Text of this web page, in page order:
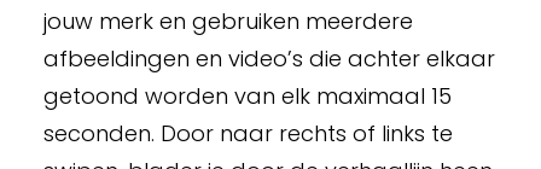
jouw merk en gebruiken meerdere
afbeeldingen en video’s die achter elkaar
getoond worden van elk maximaal 15
seconden. Door naar rechts of links te